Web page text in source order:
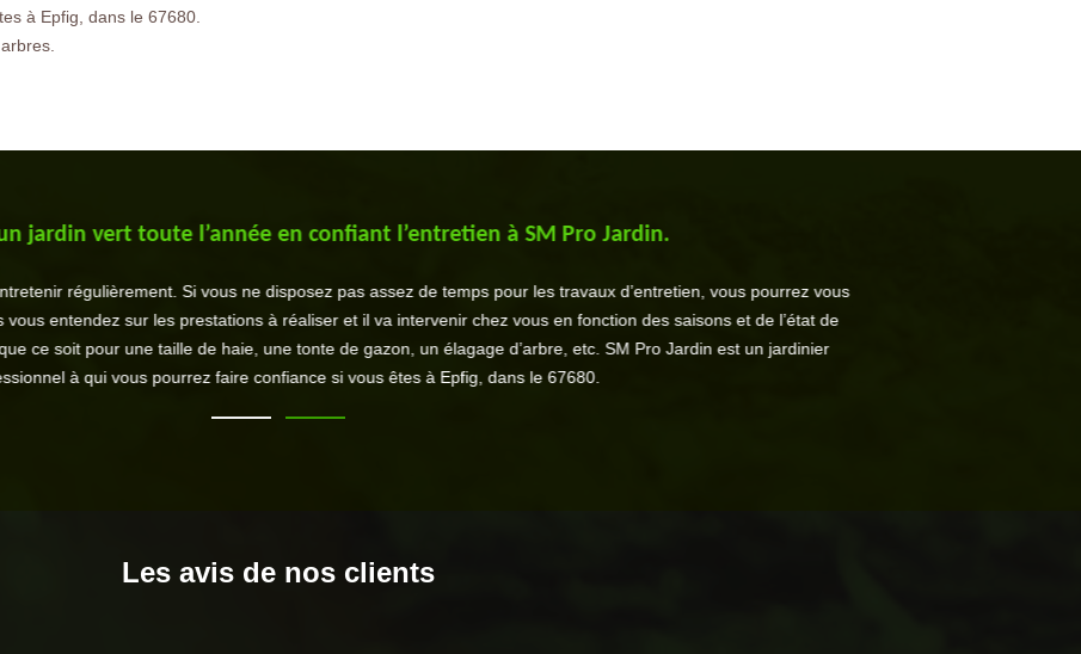
à Epfig, dans le 67680.
jardin vert toute l’année en confiant l’entretien à SM Pro Jardin.
régulièrement. Si vous ne disposez pas assez de temps pour les travaux d’entretien, vous pourrez vous
entendez sur les prestations à réaliser et il va intervenir chez vous en fonction des saisons et de l’état de
ce soit pour une taille de haie, une tonte de gazon, un élagage d’arbre, etc. SM Pro Jardin est un jardinier
à qui vous pourrez faire confiance si vous êtes à Epfig, dans le 67680.
Les avis de nos clients